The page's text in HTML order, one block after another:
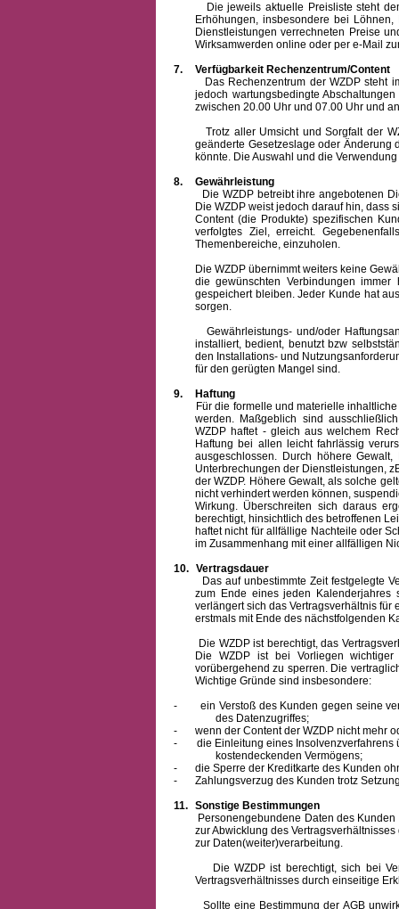
Die jeweils aktuelle Preisliste steht dem
Erhöhungen, insbesondere bei
Dienstleistungen verrechneten Preise
Wirksamwerden online oder per e-Mail
7.
Verfügbarkeit Rechenzentrum/Content
Das Rechenzentrum der WZDP steht im
jedoch wartungsbedingte
zwischen 20.00 Uhr und 07.00 Uhr und
Trotz aller Umsicht und Sorgfalt der
geänderte Gesetzeslage oder Änderung
könnte. Die Auswahl und die
8.
Gewährleistung
Die WZDP betreibt ihre angebotenen
Die WZDP weist jedoch darauf hin, dass
Content (die Produkte) spezifischen
verfolgtes Ziel, erreicht.
Themenbereiche, einzuholen.
Die WZDP übernimmt weiters keine
die gewünschten Verbindungen
gespeichert bleiben. Jeder Kunde hat
sorgen.
Gewährleistungs- und/oder
installiert, bedient, benutzt bzw
den Installations- und
für den gerügten Mangel sind.
9.
Haftung
Für die formelle und materielle
werden. Maßgeblich sind
WZDP haftet - gleich aus welchem
Haftung bei allen leicht fahrlässig
ausgeschlossen. Durch höhere
Unterbrechungen der Dienstleistungen,
der WZDP. Höhere Gewalt, als solche
nicht verhindert werden können,
Wirkung. Überschreiten sich daraus
berechtigt, hinsichtlich des betroffenen
haftet nicht für allfällige Nachteile oder
im Zusammenhang mit einer allfälligen
10. Vertragsdauer
Das auf unbestimmte Zeit festgelegte
zum Ende eines jeden Kalenderjahres
verlängert sich das Vertragsverhältnis
erstmals mit Ende des nächstfolgenden
Die WZDP ist berechtigt, das
Die WZDP ist bei Vorliegen
vorübergehend zu sperren. Die
Wichtige Gründe sind insbesondere:
-
ein Verstoß des Kunden gegen seine
des Datenzugriffes;
-
wenn der Content der WZDP nicht mehr
-
die Einleitung eines
kostendeckenden Vermögens;
-
die Sperre der Kreditkarte des Kunden
-
Zahlungsverzug des Kunden trotz
11. Sonstige Bestimmungen
Personengebundene Daten des Kunden
zur Abwicklung des
zur Daten(weiter)verarbeitung.
Die WZDP ist berechtigt, sich bei
Vertragsverhältnisses durch einseitige
Sollte eine Bestimmung der AGB